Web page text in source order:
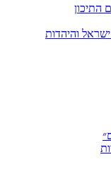
התיכון
והיהדות